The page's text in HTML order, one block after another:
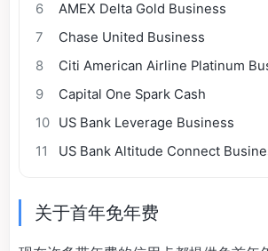
6
AMEX Delta Gold Business
7
Chase United Business
8
Citi American Airline Platinum
9
Capital One Spark Cash
10
US Bank Leverage Business
11
US Bank Altitude Connect
关于首年免年费